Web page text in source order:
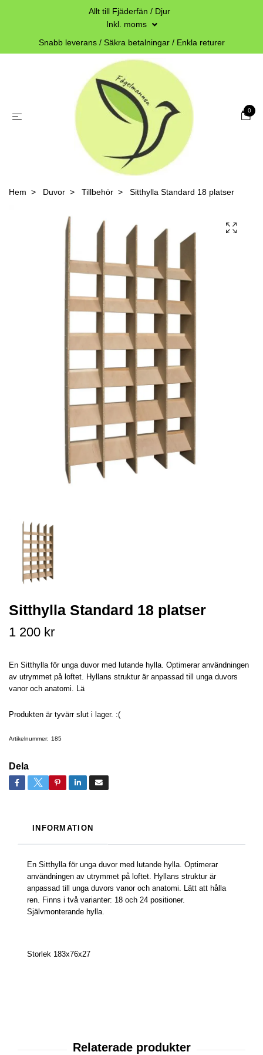
Allt till Fjäderfän / Djur
Inkl. moms
Snabb leverans / Säkra betalningar / Enkla returer
0
Hem Duvor Tillbehör Sitthylla Standard 18 platser
Sitthylla Standard 18 platser
1 200 kr
En Sitthylla för unga duvor med lutande hylla. Optimerar användningen
av utrymmet på loftet. Hyllans struktur är anpassad till unga duvors
vanor och anatomi. Lä
Produkten är tyvärr slut i lager. :(
Artikelnummer: 185
Dela
INFORMATION
En Sitthylla för unga duvor med lutande hylla. Optimerar
användningen av utrymmet på loftet. Hyllans struktur är
anpassad till unga duvors vanor och anatomi. Lätt att hålla
ren. Finns i två varianter: 18 och 24 positioner.
Självmonterande hylla.
Storlek 183x76x27